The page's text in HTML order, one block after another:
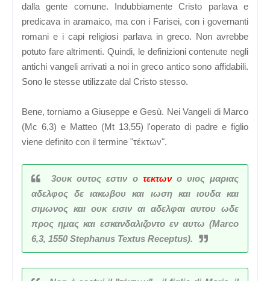
dalla gente comune. Indubbiamente Cristo parlava e
predicava in aramaico, ma con i Farisei, con i governanti
romani e i capi religiosi parlava in greco. Non avrebbe
potuto fare altrimenti. Quindi, le definizioni contenute negli
antichi vangeli arrivati a noi in greco antico sono affidabili.
Sono le stesse utilizzate dal Cristo stesso.
Bene, torniamo a Giuseppe e Gesù. Nei Vangeli di Marco
(Mc 6,3) e Matteo (Mt 13,55) l'operato di padre e figlio
viene definito con il termine "τέκτων".
3ουκ ουτος εστιν ο τεκτωνο υιος μαριας
αδελφος δε ιακωβου και ιωση και ιουδα και
σιμωνος και ουκ εισιν αι αδελφαι αυτου ωδε
προς ημας και εσκανδαλιζοντο εν αυτω (Marco
6,3, 1550 Stephanus Textus Receptus).